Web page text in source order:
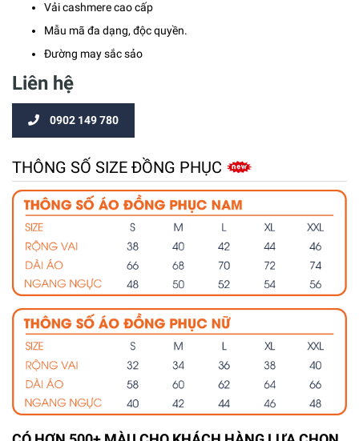
Vải cashmere cao cấp
Mẫu mã đa dạng, độc quyền.
Đường may sắc sảo
Liên hệ
0902 149 780
THÔNG SỐ SIZE ĐỒNG PHỤC